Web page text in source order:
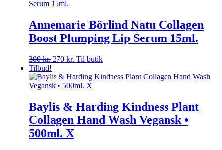
var:
Annemarie Börlind Natu Collagen
Boost Plumping Lip Serum 15ml.
300kr. Den
pris
var:
270 kr. Den
pris
er:
Til butik
Tilbud!
Baylis & Harding Kindness Plant
Collagen Hand Wash Vegansk •
500ml. X